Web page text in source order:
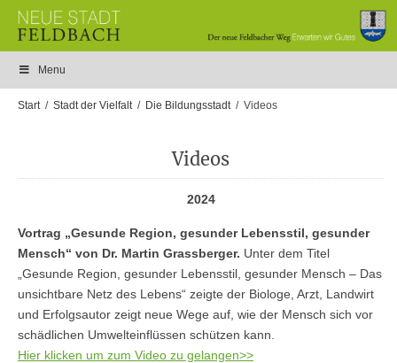
Menu
Start Stadt der Vielfalt Die Bildungsstadt Videos
Videos
2024
Vortrag „Gesunde Region, gesunder Lebensstil, gesunder
Mensch“ von Dr. Martin Grassberger. Unter dem Titel
„Gesunde Region, gesunder Lebensstil, gesunder Mensch – Das
unsichtbare Netz des Lebens“ zeigte der Biologe, Arzt, Landwirt
und Erfolgsautor zeigt neue Wege auf, wie der Mensch sich vor
schädlichen Umwelteinflüssen schützen kann.
Hier klicken um zum Video zu gelangen>>